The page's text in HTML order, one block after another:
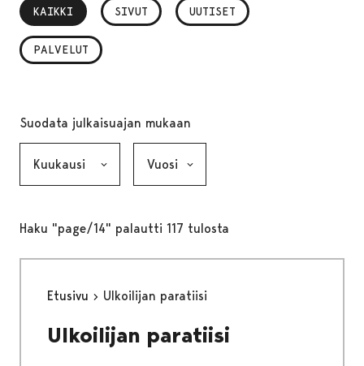
KAIKKI
, VALITTU SIVUT UUTISET
PALVELUT
Suodata julkaisuajan mukaan
Haku "page/14" palautti 117 tulosta
Etusivu Ulkoilijan paratiisi
Ulkoilijan paratiisi